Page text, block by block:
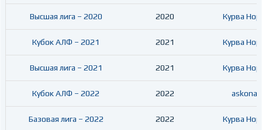
Высшая лига – 2020 2020 Курва
Кубок АЛФ – 2021 2021 Курва
Высшая лига – 2021 2021 Курва
Кубок АЛФ – 2022 2022 askona
Базовая лига – 2022 2022 Курва